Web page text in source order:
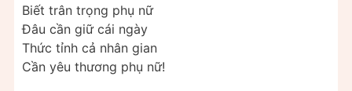
Biết trân trọng phụ nữ
Đâu cần giữ cái ngày
Thức tỉnh cả nhân gian
Cần yêu thương phụ nữ!